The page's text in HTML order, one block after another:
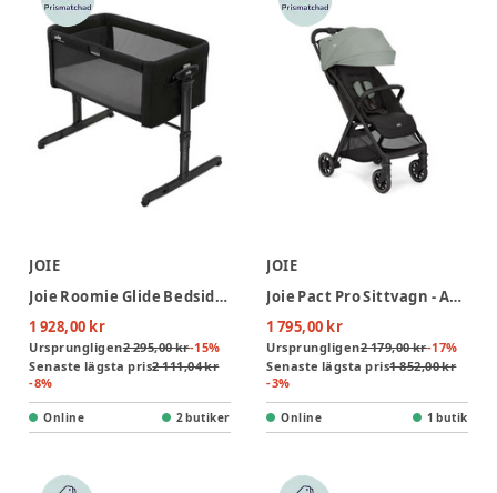
JOIE
Joie Roomie Glide Bedside Crib - Shale
1 928,00 kr
Ursprungligen2 295,00 kr-15%
Senaste lägsta pris2 111,04 kr
-8%
Online 2 butiker
JOIE
Joie Pact Pro Sittvagn - Abyss
1 795,00 kr
Ursprungligen2 179,00 kr-17%
Senaste lägsta pris1 852,00 kr
-3%
Online 1 butik